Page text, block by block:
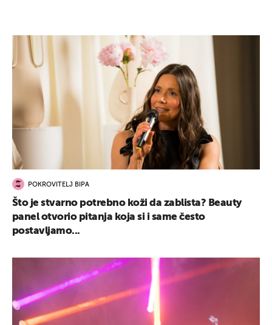
POKROVITELJ BIPA
Što je stvarno potrebno koži da zablista? Beauty
panel otvorio pitanja koja si i same često
postavljamo...